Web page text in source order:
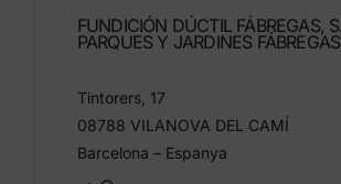
FUNDICIÓN DÚCTIL FÁBREGAS,
PARQUES Y JARDINES
Tintorers, 17
08788 VILANOVA DEL CAMÍ
Barcelona – Espanya